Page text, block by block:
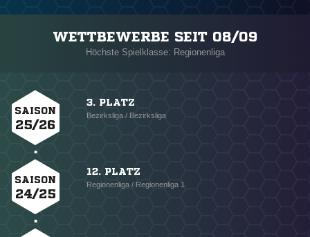
WETTBEWERBE SEIT 08/09
Höchste Spielklasse: Regionenliga
SAISON
25/26
3. PLATZ
Bezirksliga / Bezirksliga
SAISON
24/25
12. PLATZ
Regionenliga / Regionenliga 1